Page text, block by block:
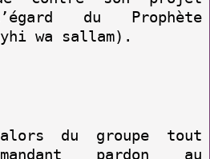
du Prophète
wa sallam).
du groupe tout
pardon au